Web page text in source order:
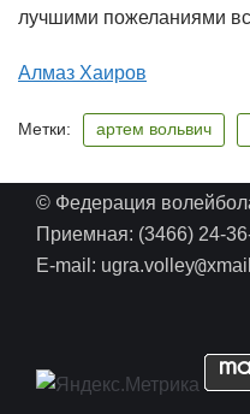
лучшими пожеланиями
Алмаз Хаиров
Метки: артем вольвич
© Федерация
Приемная: (3466) 24-
E-mail: ugra.volley@